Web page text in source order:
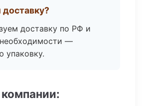
доставку по РФ и
—
упаковку.